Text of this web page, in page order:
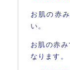
お肌の赤
い。
お肌の赤
なります。